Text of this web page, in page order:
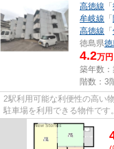
高徳線 「
牟岐線 「
高徳線 「
徳島県
4.2万円
築年数：
階数：3
2駅利用可能な利便性の高い
駐車場を利用できる物件で
ーズ物件物件です。現在空家